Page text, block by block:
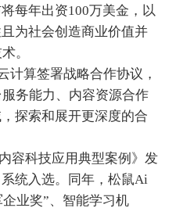
每年出资100万美金，以
为社会创造商业价值并
。
计算签署战略合作协议，
务能力、内容资源合作
探索和展开更深度的合
容科技应用典型案例》发
统入选。同年，松鼠Ai
企业奖”、智能学习机